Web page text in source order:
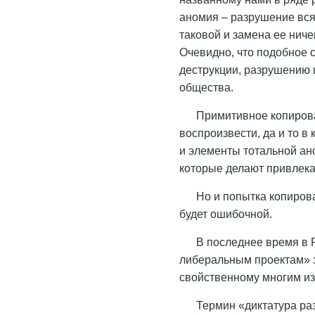
аномия – разрушение
таковой и замена ее
Очевидно, что подобное
деструкции, разрушению
общества.
Примитивное
воспроизвести, да и то
и элементы тотальной
которые делают
Но и попытка
будет ошибочной.
В последнее время в
либеральным проектам»
свойственному многим
Термин «диктатура